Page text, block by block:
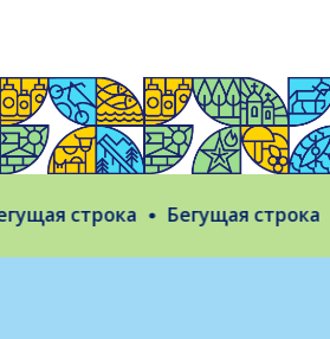
строка Бегущая строка